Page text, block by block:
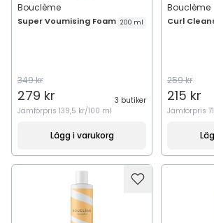
Bouclème
Super Voumising Foam 200 ml
349 kr
279 kr
3 butiker
Jämförpris 139,5 kr/100 ml
Lägg i varukorg
Bouclème
Curl
259 kr
215 kr
Jämförpris